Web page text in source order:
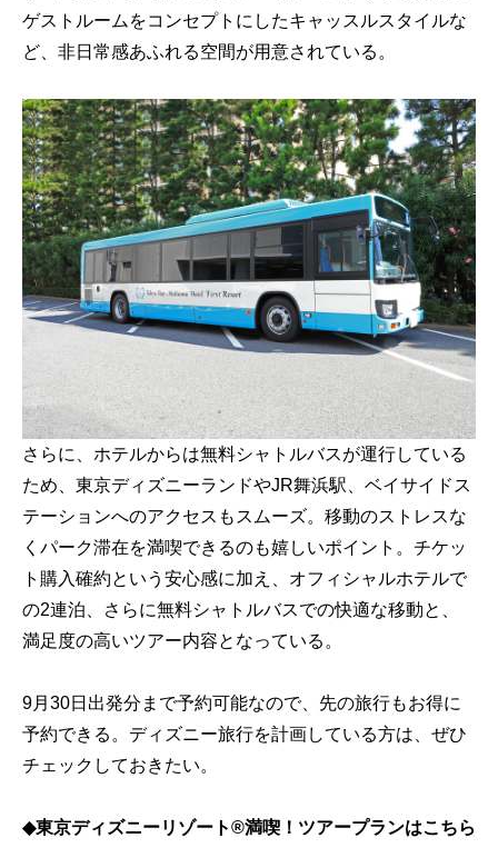
ゲストルームをコンセプトにしたキャッスルスタイルな
ど、非日常感あふれる空間が用意されている。
さらに、ホテルからは無料シャトルバスが運行している
ため、東京ディズニーランドやJR舞浜駅、ベイサイドス
テーションへのアクセスもスムーズ。移動のストレスな
くパーク滞在を満喫できるのも嬉しいポイント。チケッ
ト購入確約という安心感に加え、オフィシャルホテルで
の2連泊、さらに無料シャトルバスでの快適な移動と、
満足度の高いツアー内容となっている。
9月30日出発分まで予約可能なので、先の旅行もお得に
予約できる。ディズニー旅行を計画している方は、ぜひ
チェックしておきたい。
◆東京ディズニーリゾート®満喫！ツアープランはこちら